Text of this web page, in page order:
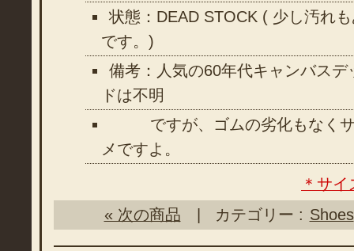
状態：DEAD STOCK ( 少し汚れ
です。)
備考：人気の60年代キャンバス
ドは不明
ですが、ゴムの劣化もなくサ
メですよ。
＊サ
« 次の商品
| カテゴリー : Shoes